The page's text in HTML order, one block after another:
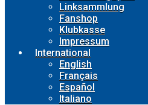
Linksammlung
Fanshop
Klubkasse
Impressum
International
English
Français
Español
Italiano